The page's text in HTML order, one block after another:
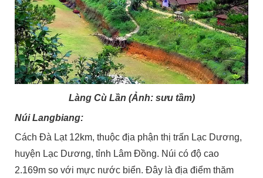
Làng Cù Lần (Ảnh: sưu tầm)
Núi Langbiang:
Cách Đà Lạt 12km, thuộc địa phận thị trấn Lạc Dương,
huyện Lạc Dương, tỉnh Lâm Đồng. Núi có độ cao
2.169m so với mực nước biển. Đây là địa điểm thăm